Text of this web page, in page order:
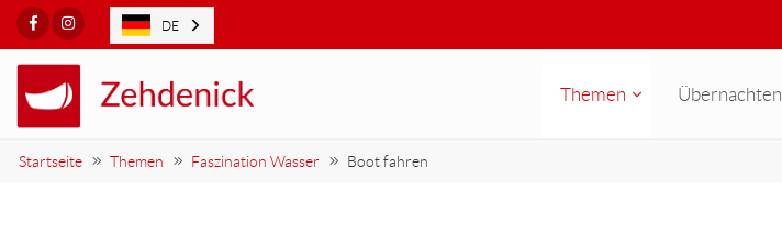
FacebookInstagram
Themen Übernachten
Startseite Themen Faszination Wasser Boot fahren
DE